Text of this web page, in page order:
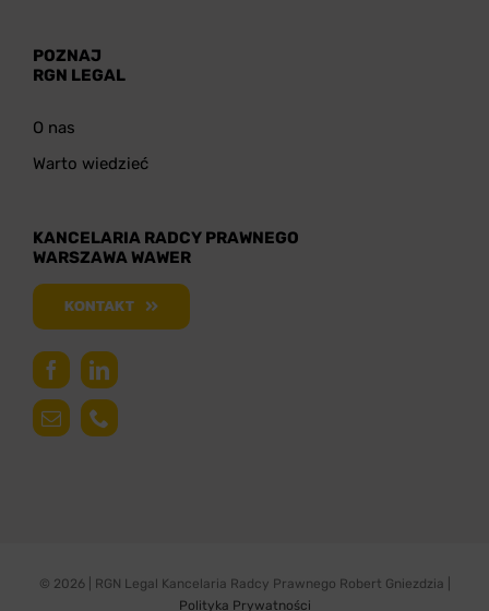
POZNAJ
RGN LEGAL
O nas
Warto wiedzieć
KANCELARIA RADCY PRAWNEGO
WARSZAWA WAWER
KONTAKT
© 2026 | RGN Legal Kancelaria Radcy Prawnego Robert Gniezdzia |
Polityka Prywatności